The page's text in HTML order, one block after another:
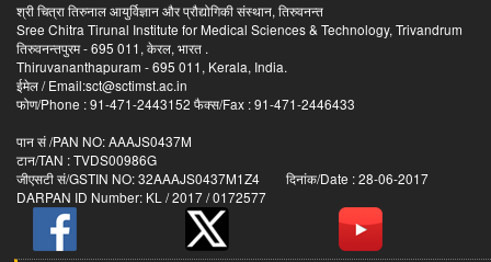
श्री चित्रा तिरुनाल आयुर्विज्ञान और प्रौद्योगिकी संस्थान, तिरुवनन्त
Sree Chitra Tirunal Institute for Medical Sciences & Technology, Trivandrum
तिरुवनन्तपुरम - 695 011, केरल, भारत .
Thiruvananthapuram - 695 011, Kerala, India.
ईमेल / Email:sct@sctimst.ac.in
फोण/Phone : 91-471-2443152 फैक्स/Fax : 91-471-2446433
पान सं /PAN NO: AAAJS0437M
टान/TAN : TVDS00986G
जीएसटी सं/GSTIN NO: 32AAAJS0437M1Z4 दिनांक/Date : 28-06-2017
DARPAN ID Number: KL / 2017 / 0172577